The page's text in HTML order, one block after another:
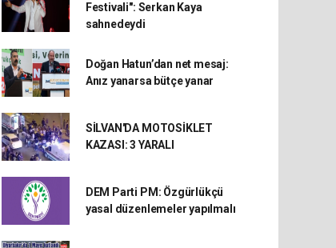
Festivali": Serkan Kaya
sahnedeydi
Doğan Hatun’dan net mesaj:
Anız yanarsa bütçe yanar
SİLVAN'DA MOTOSİKLET
KAZASI: 3 YARALI
DEM Parti PM: Özgürlükçü
yasal düzenlemeler yapılmalı